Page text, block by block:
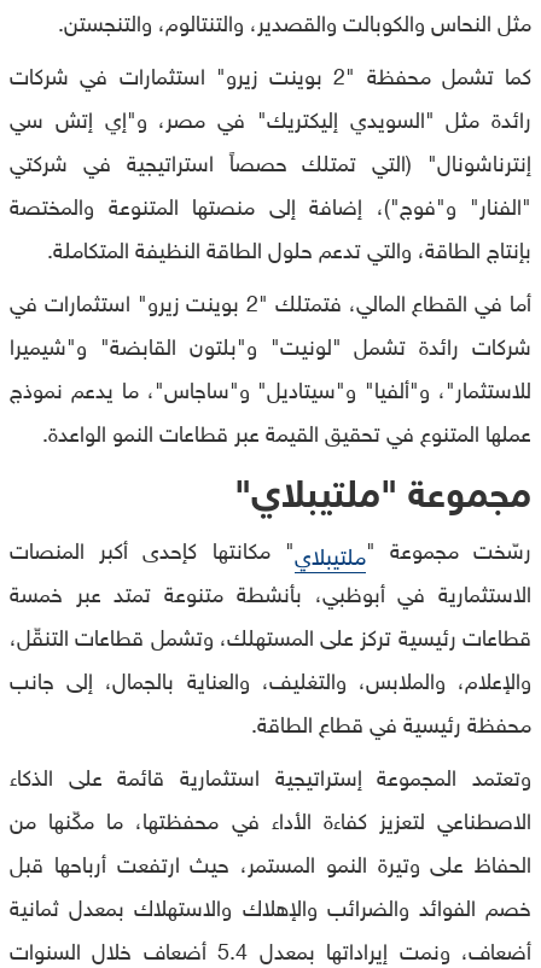
مثل النحاس والكوبالت والقصدير، والتنتالوم، والتنجستن.
كما تشمل محفظة "2 بوينت زيرو" استثمارات في شركات
رائدة مثل "السويدي إليكتريك" في مصر، و"إي إتش سي
إنترناشونال" (التي تمتلك حصصاً استراتيجية في شركتي
"الفنار" و"فوج")، إضافة إلى منصتها المتنوعة والمختصة
بإنتاج الطاقة، والتي تدعم حلول الطاقة النظيفة المتكاملة.
أما في القطاع المالي، فتمتلك "2 بوينت زيرو" استثمارات في
شركات رائدة تشمل "لونيت" و"بلتون القابضة" و"شيميرا
للاستثمار"، و"ألفيا" و"سيتاديل" و"ساجاس"، ما يدعم نموذج
عملها المتنوع في تحقيق القيمة عبر قطاعات النمو الواعدة.
مجموعة "ملتيبلاي"
رسّخت مجموعة "ملتيبلاي" مكانتها كإحدى أكبر المنصات
الاستثمارية في أبوظبي، بأنشطة متنوعة تمتد عبر خمسة
قطاعات رئيسية تركز على المستهلك، وتشمل قطاعات التنقّل،
والإعلام، والملابس، والتغليف، والعناية بالجمال، إلى جانب
محفظة رئيسية في قطاع الطاقة.
وتعتمد المجموعة إستراتيجية استثمارية قائمة على الذكاء
الاصطناعي لتعزيز كفاءة الأداء في محفظتها، ما مكّنها من
الحفاظ على وتيرة النمو المستمر، حيث ارتفعت أرباحها قبل
خصم الفوائد والضرائب والإهلاك والاستهلاك بمعدل ثمانية
أضعاف، ونمت إيراداتها بمعدل 5.4 أضعاف خلال السنوات